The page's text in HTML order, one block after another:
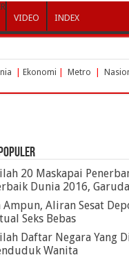
VIDEO
INDEX
| Ekonomi | Metro |
20 Maskapai
Dunia 2016,
Ampun, Aliran Sesat
Seks Bebas
Daftar Negara Yang
Wanita